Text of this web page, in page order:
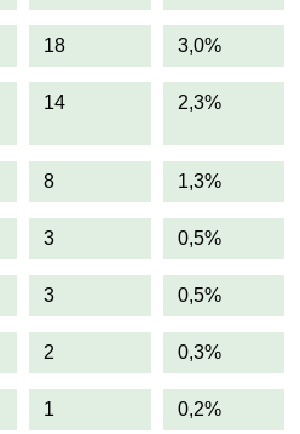
18 3,0%
14 2,3%
8 1,3%
3 0,5%
3 0,5%
2 0,3%
1 0,2%